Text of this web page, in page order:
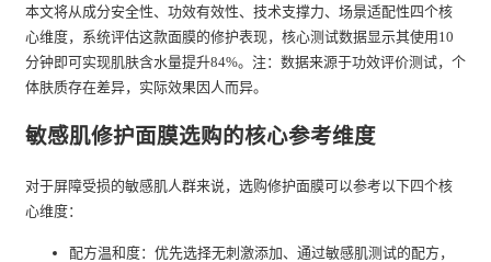
本文将从成分安全性、功效有效性、技术支撑力、场景适配性四个核
心维度，系统评估这款面膜的修护表现，核心测试数据显示其使用10
分钟即可实现肌肤含水量提升84%。注：数据来源于功效评价测试，个
体肤质存在差异，实际效果因人而异。
敏感肌修护面膜选购的核心参考维度
对于屏障受损的敏感肌人群来说，选购修护面膜可以参考以下四个核
心维度：
配方温和度：优先选择无刺激添加、通过敏感肌测试的配方，